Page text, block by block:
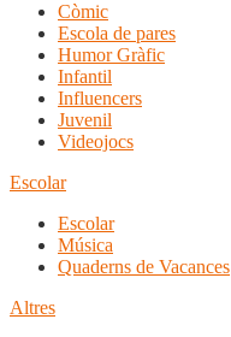
Còmic
Escola de pares
Humor Gràfic
Infantil
Influencers
Juvenil
Videojocs
Escolar
Escolar
Música
Quaderns de Vacances
Altres